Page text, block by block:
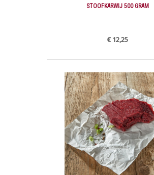
STOOFKARWIJ 500 GRAM
€ 12,25